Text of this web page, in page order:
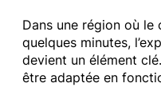
Dans une région où
quelques minutes,
devient un élément
être adaptée en